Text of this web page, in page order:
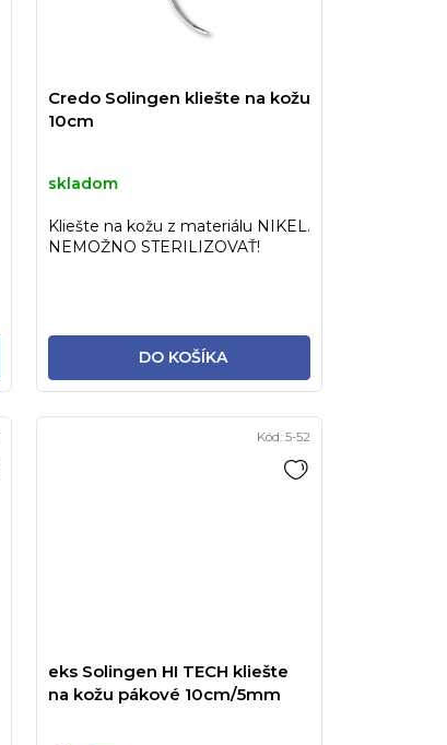
Credo Solingen kliešte na kožu
10cm
skladom
DO KOŠÍKA
Kliešte na kožu z materiálu NIKEL.
NEMOŽNO STERILIZOVAŤ!
eks Solingen HI TECH kliešte
na kožu pákové 10cm/5mm
Kód: 5-52